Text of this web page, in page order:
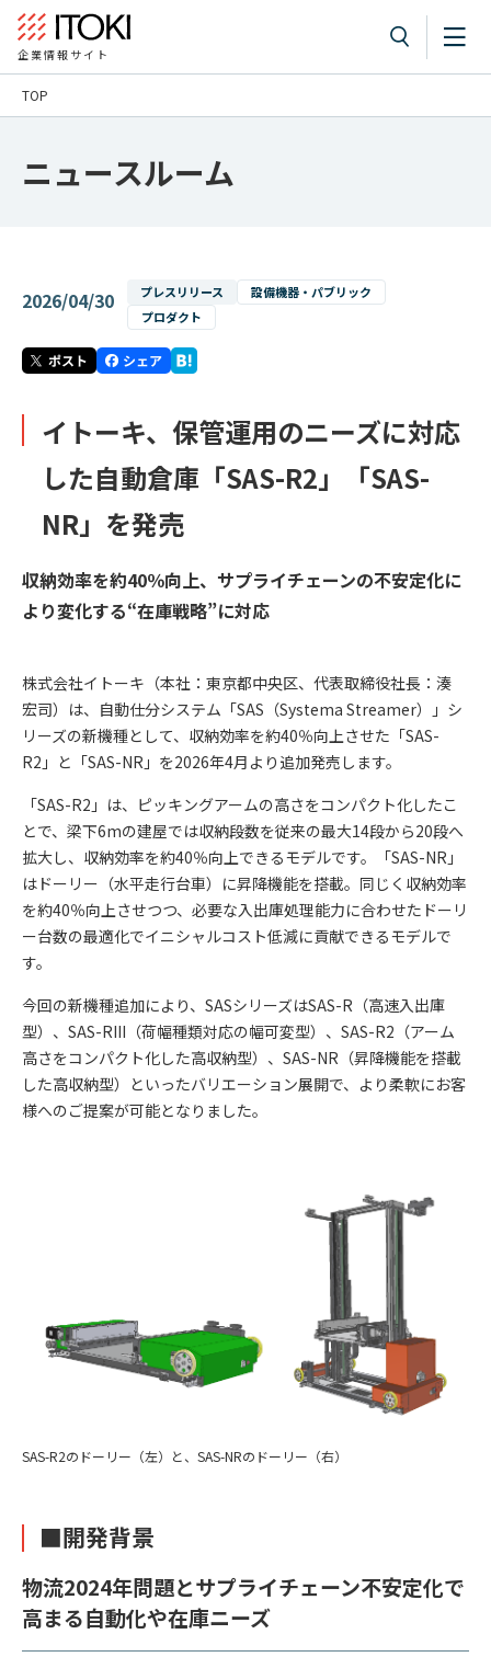
企業情報サイト
TOP
ニュースルーム
2026/04/30 プレスリリース
設備機器・パブリック
プロダクト
イトーキ、保管運用のニーズに対応
した自動倉庫「SAS-R2」「SAS-
NR」を発売
収納効率を約40％向上、サプライチェーンの不安定化に
より変化する“在庫戦略”に対応
株式会社イトーキ（本社：東京都中央区、代表取締役社長：湊
宏司）は、自動仕分システム「SAS（Systema Streamer）」シ
リーズの新機種として、収納効率を約40％向上させた「SAS-
R2」と「SAS-NR」を2026年4月より追加発売します。
「SAS-R2」は、ピッキングアームの高さをコンパクト化したこ
とで、梁下6mの建屋では収納段数を従来の最大14段から20段へ
拡大し、収納効率を約40％向上できるモデルです。「SAS-NR」
はドーリー（水平走行台車）に昇降機能を搭載。同じく収納効率
を約40％向上させつつ、必要な入出庫処理能力に合わせたドーリ
ー台数の最適化でイニシャルコスト低減に貢献できるモデルで
す。
今回の新機種追加により、SASシリーズはSAS-R（高速入出庫
型）、SAS-RIII（荷幅種類対応の幅可変型）、SAS-R2（アーム
高さをコンパクト化した高収納型）、SAS-NR（昇降機能を搭載
した高収納型）といったバリエーション展開で、より柔軟にお客
様へのご提案が可能となりました。
SAS-R2のドーリー（左）と、SAS-NRのドーリー（右）
■開発背景
物流2024年問題とサプライチェーン不安定化で
高まる自動化や在庫ニーズ